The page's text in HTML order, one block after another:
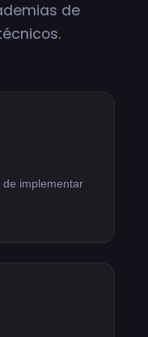
de
implementar